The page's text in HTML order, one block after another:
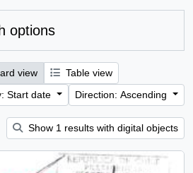
options
view
Table view
Start date
Direction: Ascending
Show 1 results with digital objects